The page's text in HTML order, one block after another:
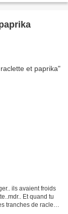
ils avaient froids
Et quand tu
tranches de raclette